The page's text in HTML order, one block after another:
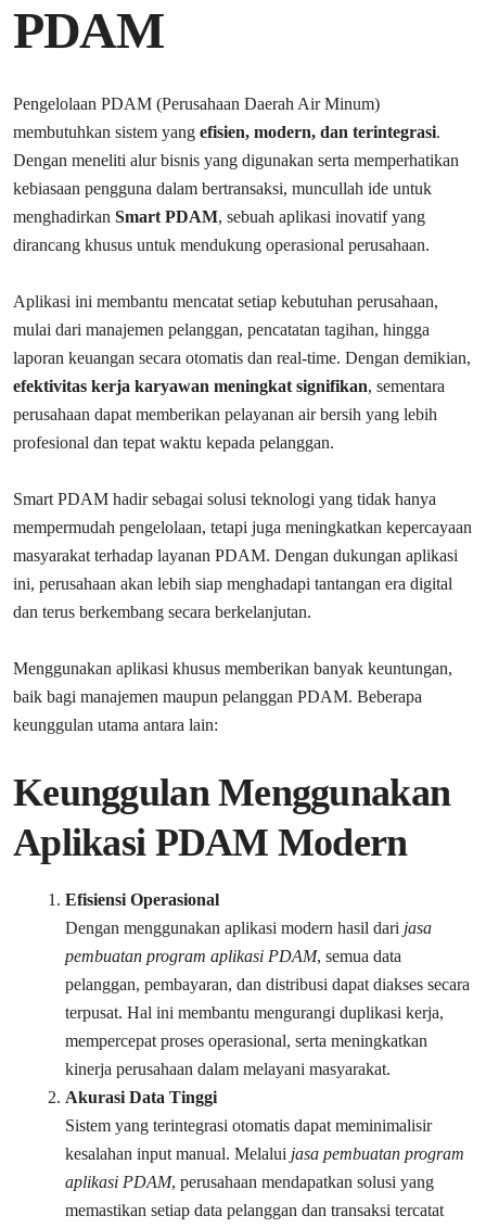
PDAM
Pengelolaan PDAM (Perusahaan Daerah Air Minum)
membutuhkan sistem yang efisien, modern, dan terintegrasi.
Dengan meneliti alur bisnis yang digunakan serta memperhatikan
kebiasaan pengguna dalam bertransaksi, muncullah ide untuk
menghadirkan Smart PDAM, sebuah aplikasi inovatif yang
dirancang khusus untuk mendukung operasional perusahaan.
Aplikasi ini membantu mencatat setiap kebutuhan perusahaan,
mulai dari manajemen pelanggan, pencatatan tagihan, hingga
laporan keuangan secara otomatis dan real-time. Dengan demikian,
efektivitas kerja karyawan meningkat signifikan, sementara
perusahaan dapat memberikan pelayanan air bersih yang lebih
profesional dan tepat waktu kepada pelanggan.
Smart PDAM hadir sebagai solusi teknologi yang tidak hanya
mempermudah pengelolaan, tetapi juga meningkatkan kepercayaan
masyarakat terhadap layanan PDAM. Dengan dukungan aplikasi
ini, perusahaan akan lebih siap menghadapi tantangan era digital
dan terus berkembang secara berkelanjutan.
Menggunakan aplikasi khusus memberikan banyak keuntungan,
baik bagi manajemen maupun pelanggan PDAM. Beberapa
keunggulan utama antara lain:
Keunggulan Menggunakan
Aplikasi PDAM Modern
Efisiensi Operasional
Dengan menggunakan aplikasi modern hasil dari jasa
pembuatan program aplikasi PDAM, semua data
pelanggan, pembayaran, dan distribusi dapat diakses secara
terpusat. Hal ini membantu mengurangi duplikasi kerja,
mempercepat proses operasional, serta meningkatkan
kinerja perusahaan dalam melayani masyarakat.
Akurasi Data Tinggi
Sistem yang terintegrasi otomatis dapat meminimalisir
kesalahan input manual. Melalui jasa pembuatan program
aplikasi PDAM, perusahaan mendapatkan solusi yang
memastikan setiap data pelanggan dan transaksi tercatat